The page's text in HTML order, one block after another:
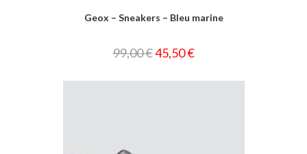
Geox – Sneakers – Bleu marine
99,00€45,50€